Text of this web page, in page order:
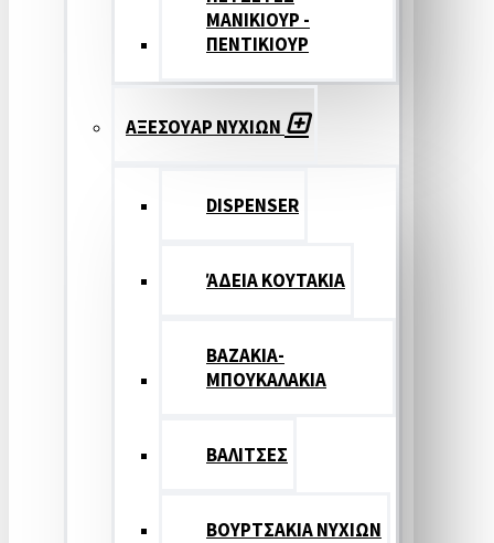
ΜΑΝΙΚΙΟΥΡ -
ΠΕΝΤΙΚΙΟΥΡ
ΑΞΕΣΟΥΑΡ ΝΥΧΙΩΝ
DISPENSER
ΆΔΕΙΑ ΚΟΥΤΑΚΙΑ
ΒΑΖΑΚΙΑ-
ΜΠΟΥΚΑΛΑΚΙΑ
ΒΑΛΙΤΣΕΣ
ΒΟΥΡΤΣΑΚΙΑ ΝΥΧΙΩΝ